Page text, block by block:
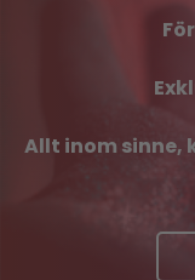
Allt inom sinne,